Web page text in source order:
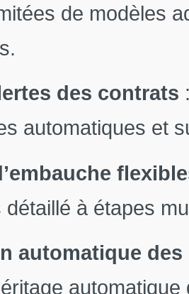
de modèles
des contrats
automatiques et
à étapes
automatique